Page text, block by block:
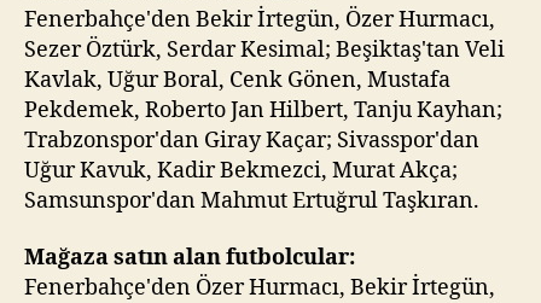
Fenerbahçe'den Bekir İrtegün, Özer Hurmacı,
Sezer Öztürk, Serdar Kesimal; Beşiktaş'tan Veli
Kavlak, Uğur Boral, Cenk Gönen, Mustafa
Pekdemek, Roberto Jan Hilbert, Tanju Kayhan;
Trabzonspor'dan Giray Kaçar; Sivasspor'dan
Uğur Kavuk, Kadir Bekmezci, Murat Akça;
Samsunspor'dan Mahmut Ertuğrul Taşkıran.
Mağaza satın alan futbolcular:
Fenerbahçe'den Özer Hurmacı, Bekir İrtegün,